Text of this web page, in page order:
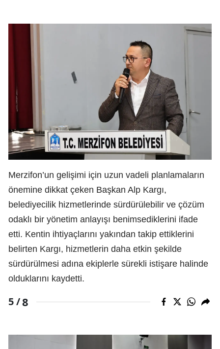
Merzifon’un gelişimi için uzun vadeli planlamaların
önemine dikkat çeken Başkan Alp Kargı,
belediyecilik hizmetlerinde sürdürülebilir ve çözüm
odaklı bir yönetim anlayışı benimsediklerini ifade
etti. Kentin ihtiyaçlarını yakından takip ettiklerini
belirten Kargı, hizmetlerin daha etkin şekilde
sürdürülmesi adına ekiplerle sürekli istişare halinde
olduklarını kaydetti.
5 /8